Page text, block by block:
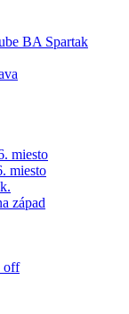
BA Spartak
miesto
miesto
západ
off